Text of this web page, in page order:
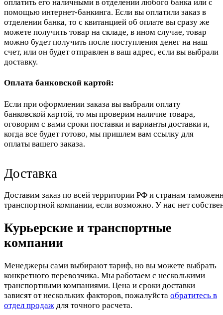
оплатить его наличными в отделении любого банка или с
помощью интернет-банкинга. Если вы оплатили заказ в
отделении банка, то с квитанцией об оплате вы сразу же
можете получить товар на складе, в ином случае, товар
можно будет получить после поступления денег на наш
счет, или он будет отправлен в ваш адрес, если вы выбрали
доставку.
Оплата банковской картой:
Если при оформлении заказа вы выбрали оплату
банковской картой, то мы проверим наличие товара,
оговорим с вами сроки поставки и варианты доставки и,
когда все будет готово, мы пришлем вам ссылку для
оплаты вашего заказа.
Доставка
Доставим заказ по всей территории РФ и странам
транспортной компании, если возможно. У нас нет
Курьерские и транспортные
компании
Менеджеры сами выбирают тариф, но вы можете выбрать
конкретного перевозчика. Мы работаем с несколькими
транспортными компаниями. Цена и сроки доставки
зависят от нескольких факторов, пожалуйста обратитесь в
отдел продаж для точного расчета.